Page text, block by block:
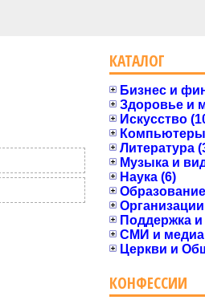
КАТАЛОГ
Бизнес и
Здоровье и
Искусство
Компьютеры
Литература
Музыка и
Наука (6)
Организации
Поддержка
СМИ и медиа
Церкви и
КОНФЕССИИ